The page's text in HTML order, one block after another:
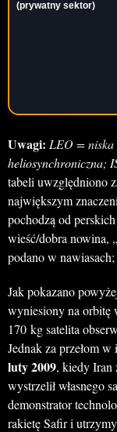
(prywatny sektor)
Uwagi: LEO = niska
heliosynchroniczna;
tabeli uwzględniono
największym
pochodzą od
wieść/dobra nowina,
podano w
Jak pokazano
wyniesiony na orbitę
170 kg satelita
Jednak za przełom
luty 2009, kiedy Iran
wystrzelił własnego
demonstrator
rakietę Safir i